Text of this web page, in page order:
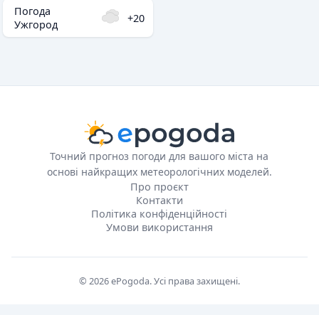
Погода
Ужгород
+20
Точний прогноз погоди для вашого міста на
основі найкращих метеорологічних моделей.
Про проєкт
Контакти
Політика конфіденційності
Умови використання
© 2026 ePogoda. Усі права захищені.